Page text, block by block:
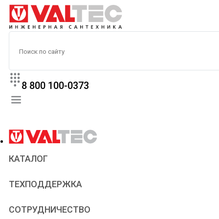
8 800 100-0373
КАТАЛОГ
ТЕХПОДДЕРЖКА
Паспорта и сертификаты
Статьи
СОТРУДНИЧЕСТВО
Сантехникам